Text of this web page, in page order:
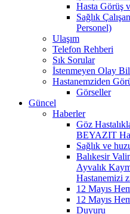
Hasta Görüş
Sağlık
Personel)
Ulaşım
Telefon Rehberi
Sık Sorular
İstenmeyen Olay
Hastanemziden
Görseller
Güncel
Haberler
Göz
BEYAZIT
Sağlık ve
Balıkesir
Ayvalık
Hastanemizi
12 Mayıs
12 Mayıs
Duyuru